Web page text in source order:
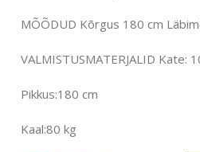
MÕÕDUD Kõrgus 180 cm
VALMISTUSMATERJALID
Pikkus:180 cm
Kaal:80 kg